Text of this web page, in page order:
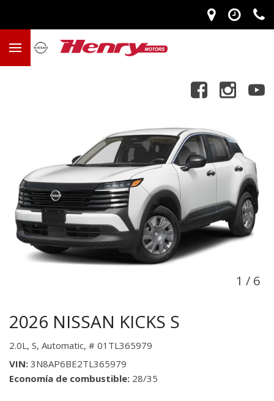
1 / 6
2026 NISSAN KICKS S
2.0L, S, Automatic, # 01TL365979
VIN 3N8AP6BE2TL365979
Economía de combustible 28/35